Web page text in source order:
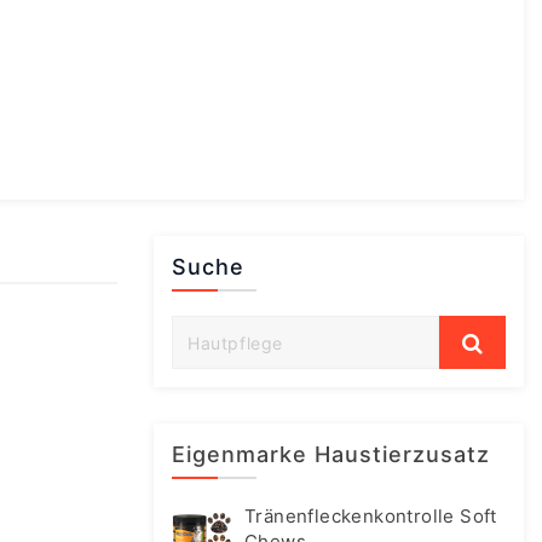
Suche
Eigenmarke Haustierzusatz
Tränenfleckenkontrolle Soft